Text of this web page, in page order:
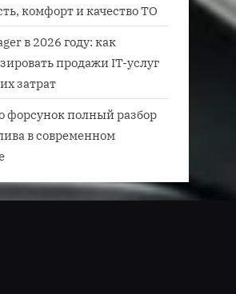
комфорт и качество ТО
в 2026 году: как
продажи IT-услуг
затрат
форсунок полный разбор
в современном